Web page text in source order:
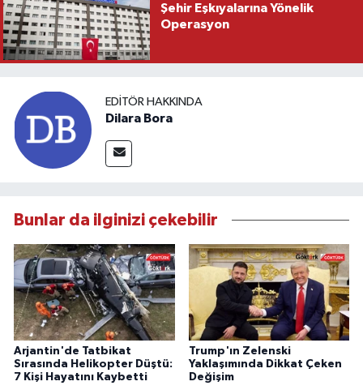
Şehir Eşkıyalarına Yönelik
Operasyon
EDITÖR HAKKINDA
Dilara Bora
Bunlar da ilginizi çekebilir
Arjantin'de Tatbikat
Sırasında Helikopter Düştü:
7 Kişi Hayatını Kaybetti
Trump'ın Zelenski
Yaklaşımında Dikkat Çeken
Değişim